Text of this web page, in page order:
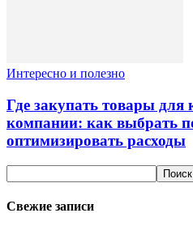
Интересно и полезно
Где закупать товары для
компании: как выбрать
оптимизировать расходы
Свежие записи